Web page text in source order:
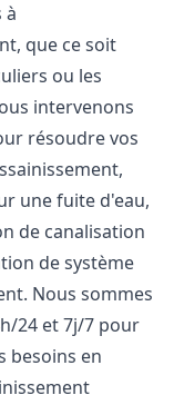
à
que ce soit
ou les
intervenons
résoudre vos
une fuite d'eau,
de canalisation
de système
Nous sommes
24 et 7j/7 pour
besoins en